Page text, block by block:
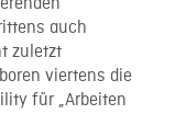
auch
zuletzt
viertens die
für „Arbeiten